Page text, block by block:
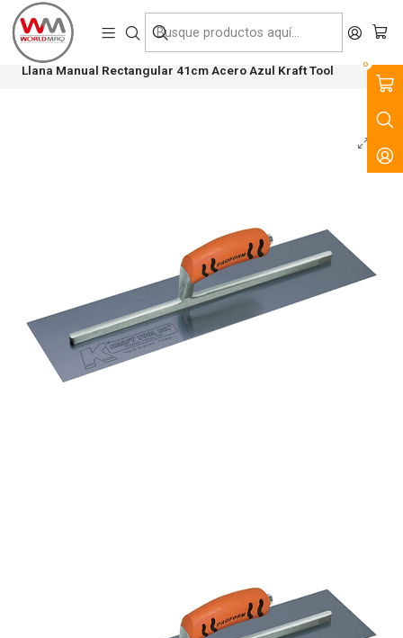
0
VENTA, ARRIENDO Y SERVICIO DE MAQUINARIA PARA LA
CONSTRUCCIÓN, MINERÍA E INDUSTRIA.
Inicio Productos
Tecnología del Hormigón
Herramientas Manuales
Llana Manual Rectangular 41cm Acero Azul Kraft Tool